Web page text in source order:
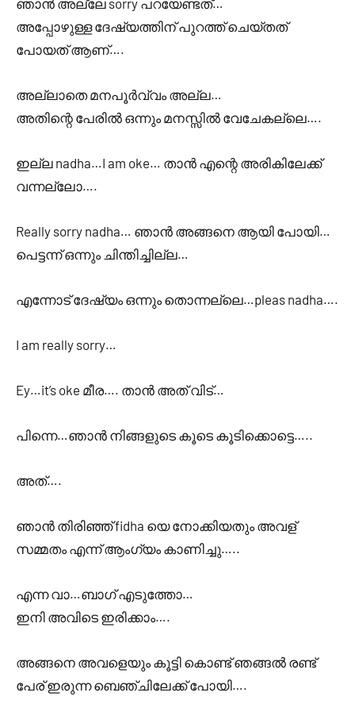
ഞാൻ അല്ലേ sorry പറയേണ്ടത്…
അപ്പോഴുള്ള ദേഷ്യത്തിന് പുറത്ത് ചെയ്തത്
പോയത് ആണ്….
അല്ലാതെ മനപൂർവ്വം അല്ല…
അതിന്റെ പേരിൽ ഒന്നും മനസ്സിൽ വേചേകല്ലെ….
ഇല്ല nadha…I am oke… താൻ എന്റെ അരികിലേക്ക്
വന്നല്ലോ….
Really sorry nadha… ഞാൻ അങ്ങനെ ആയി പോയി…
പെട്ടന്ന് ഒന്നും ചിന്തിച്ചില്ല…
എന്നോട് ദേഷ്യം ഒന്നും തൊന്നല്ലെ…pleas nadha….
I am really sorry…
Ey…it’s oke മീര…. താൻ അത് വിട്…
പിന്നെ…ഞാൻ നിങ്ങളുടെ കൂടെ കൂടിക്കൊട്ടെ…..
അത്….
ഞാൻ തിരിഞ്ഞ് fidha യെ നോക്കിയതും അവള്
സമ്മതം എന്ന് ആംഗ്യം കാണിച്ചു…..
എന്ന വാ…ബാഗ് എടുത്തോ…
ഇനി അവിടെ ഇരിക്കാം….
അങ്ങനെ അവളെയും കൂട്ടി കൊണ്ട് ഞങ്ങൽ രണ്ട്
പേര് ഇരുന്ന ബെഞ്ചിലേക്ക് പോയി….